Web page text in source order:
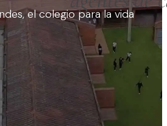
, el colegio para la vida